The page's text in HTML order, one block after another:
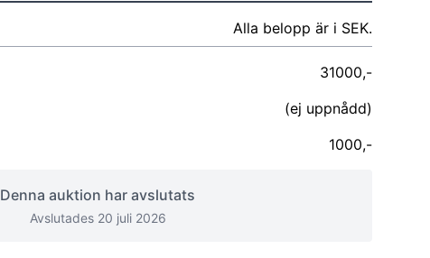
Alla belopp är i SEK.
31000,-
(ej uppnådd)
1000,-
Denna auktion har avslutats
Avslutades 20 juli 2026